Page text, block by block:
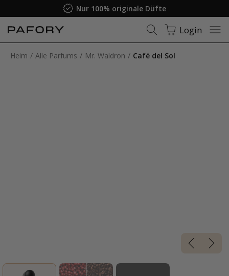
Nur 100% originale Düfte
Login
Heim Alle Parfums Mr. Waldron Café del Sol